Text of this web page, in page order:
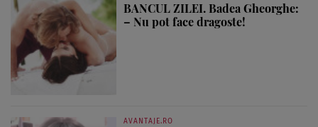
BANCUL ZILEI. Badea Gheorghe:
– Nu pot face dragoste!
AVANTAJE.RO